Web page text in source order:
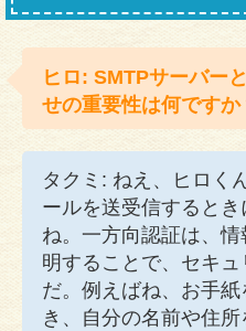
ヒロ: SMTPサーバー
せの重要性は何ですか
タクミ: ねえ、ヒロく
ールを送受信すると
ね。一方向認証は、
明することで、セキ
だ。例えばね、お手
き、自分の名前や住